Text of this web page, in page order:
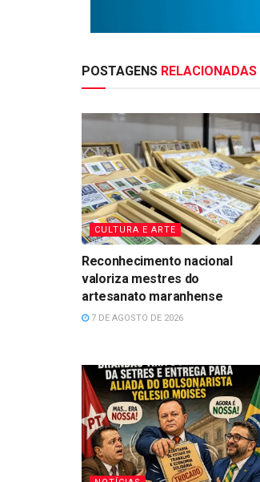
POSTAGENS RELACIONADAS
CULTURA E ARTE
Reconhecimento nacional
valoriza mestres do
artesanato maranhense
7 DE AGOSTO DE 2026